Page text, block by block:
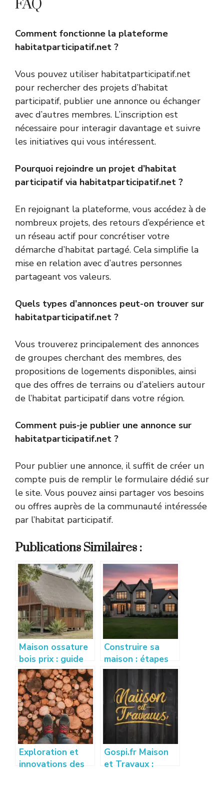
FAQ
Comment fonctionne la plateforme
habitatparticipatif.net ?
Vous pouvez utiliser habitatparticipatif.net
pour rechercher des projets d’habitat
participatif, publier une annonce ou échanger
avec d’autres membres. L’inscription est
nécessaire pour interagir davantage et suivre
les initiatives qui vous intéressent.
Pourquoi rejoindre un projet d’habitat
participatif via habitatparticipatif.net ?
En rejoignant la plateforme, vous accédez à de
nombreux projets, des retours d’expérience et
un réseau actif pour concrétiser votre
démarche d’habitat partagé. Cela simplifie la
mise en relation avec d’autres personnes
partageant vos valeurs.
Quels types d’annonces peut-on trouver sur
habitatparticipatif.net ?
Vous trouverez principalement des annonces
de groupes cherchant des membres, des
propositions de logements disponibles, ainsi
que des offres de terrains ou d’ateliers autour
de l’habitat participatif dans votre région.
Comment puis-je publier une annonce sur
habitatparticipatif.net ?
Pour publier une annonce, il suffit de créer un
compte puis de remplir le formulaire dédié sur
le site. Vous pouvez ainsi partager vos besoins
ou offres auprès de la communauté intéressée
par l’habitat participatif.
Publications Similaires :
Maison ossature
bois prix : guide
complet pour
estimer votre
budget
Construire sa
maison : étapes
clés et conseils
réussir son projet
Exploration et
innovations des
Gospi.fr Maison
et Travaux :